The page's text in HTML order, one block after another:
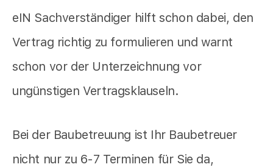
eIN Sachverständiger hilft schon dabei, den
Vertrag richtig zu formulieren und warnt
schon vor der Unterzeichnung vor
ungünstigen Vertragsklauseln.
Bei der Baubetreuung ist Ihr Baubetreuer
nicht nur zu 6-7 Terminen für Sie da,